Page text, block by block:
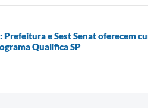
e Sest Senat oferecem
Qualifica SP